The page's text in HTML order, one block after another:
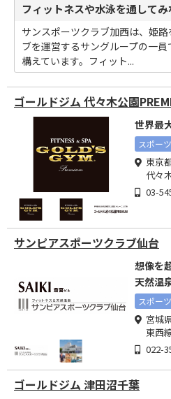
フィットネスや水泳を通して
サンスポーツクラブ加西は、姫
ブを運営するサングループの一
構えています。フィット...
ゴールドジム 代々木公園
世界最
スポー
東京
代々
03-
サンピアスポーツクラブ仙台
想像を
天然温
クラブ
スポー
宮城
東西
022-
ゴールドジム 津田沼千葉